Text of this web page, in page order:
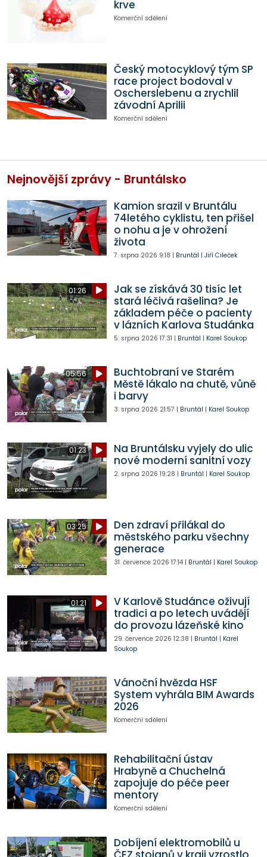
krve
Komerční sdělení
Český motocyklový tým SP
race project bodoval v
Oscherslebenu a zrychlil
závodní Aprilii
Komerční sdělení
Nejnovější zprávy - Bruntálsko
Kamion srazil v Bruntálu
74letého cyklistu, ten přišel
o nohu a je v ohrožení
života
7. srpna 2026 9:18 | Bruntál | Jiří Cileček
01:26
Jak se získává 30 tisíc let
stará léčivá rašelina? Je
základem péče o pacienty
v lázních Karlova Studánka
5. srpna 2026 17:31 | Bruntál | Karel Soukop
05:56
Buchtobraní ve Starém
Městě lákalo na chutě, vůně
i barvy
3. srpna 2026 21:57 | Bruntál | Karel Soukop
01:23
Na Bruntálsku vyjely do ulic
nové moderní sanitní vozy
2. srpna 2026 19:28 | Bruntál | Karel Soukop
03:25
Den zdraví přilákal do
městského parku všechny
generace
31. července 2026 17:14| Bruntál | Karel Soukop
01:21
V Karlově Studánce oživují
tradici a po letech uvádějí
do provozu lázeňské kino
29. července 2026 12:38 | Bruntál | Karel
Soukop
Vánoční hvězda HSF
System vyhrála BIM Awards
2026
Komerční sdělení
Rehabilitační ústav
Hrabyně a Chuchelná
zapojuje do péče peer
mentory
Komerční sdělení
Dobíjení elektromobilů u